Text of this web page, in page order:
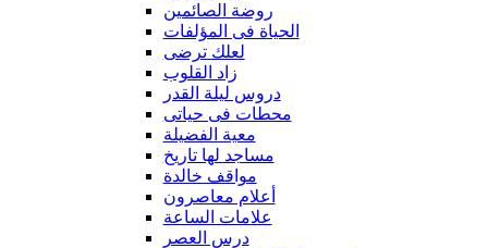
روضة الصائمين
الحياة فى المؤلفات
لعلك ترضى
زاد القلوب
دروس ليلة القدر
محطات فى حياتى
معية الفضيلة
مساجد لها تاريخ
مواقف خالدة
أعلام معاصرون
علامات الساعة
درس العصر